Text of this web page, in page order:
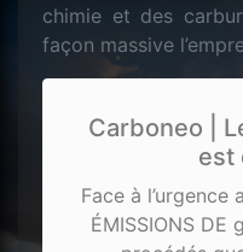
chimie et des
façon massive
Carboneo |
est
Face à l’urgence
ÉMISSIONS